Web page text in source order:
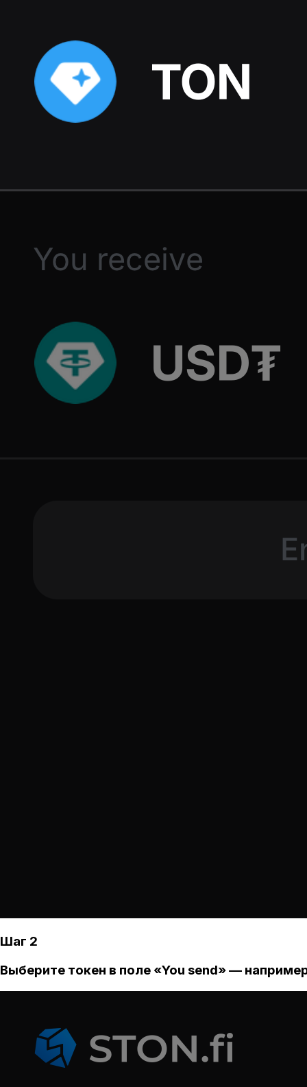
Шаг 2
Выберите токен в поле «You send» —